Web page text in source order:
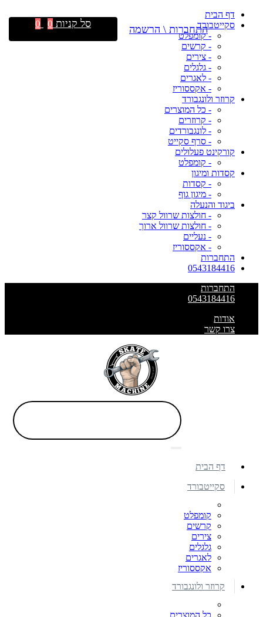
דף הבית
סקייטבורד
- קומפלט
- קרשים
- צירים
- גלגלים
- לאגרים
- אקססוריז
קרוזר ולונגבורד
- כל המוצרים
- קרוזרים
- לונגבורדים
- סרף סקייט
קורקינט פעלולים
- קומפלט
קסדות ומיגון
- קסדות
- מיגון גוף
ביגוד והנעלה
- חולצות שרוול קצר
- חולצות שרוול ארוך
- נעליים
- אקססוריז
התחברות
0543184416
התחברות
0543184416
אודות
צרו קשר
התחברות \ הרשמה סל קניות 0
0
דף הבית
סקייטבורד
קומפלט
קרשים
צירים
גלגלים
לאגרים
אקססוריז
קרוזר ולונגבורד
כל המוצרים